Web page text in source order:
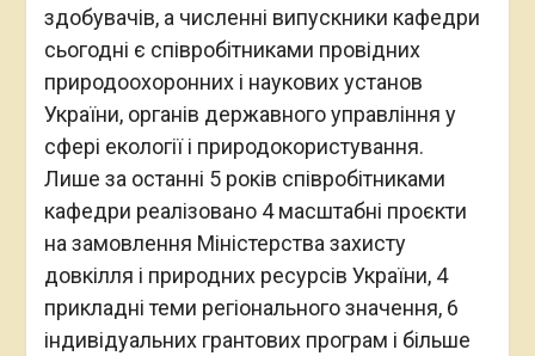
здобувачів, а численні випускники кафедри
сьогодні є співробітниками провідних
природоохоронних і наукових установ
України, органів державного управління у
сфері екології і природокористування.
Лише за останні 5 років співробітниками
кафедри реалізовано 4 масштабні проєкти
на замовлення Міністерства захисту
довкілля і природних ресурсів України, 4
прикладні теми регіонального значення, 6
індивідуальних грантових програм і більше